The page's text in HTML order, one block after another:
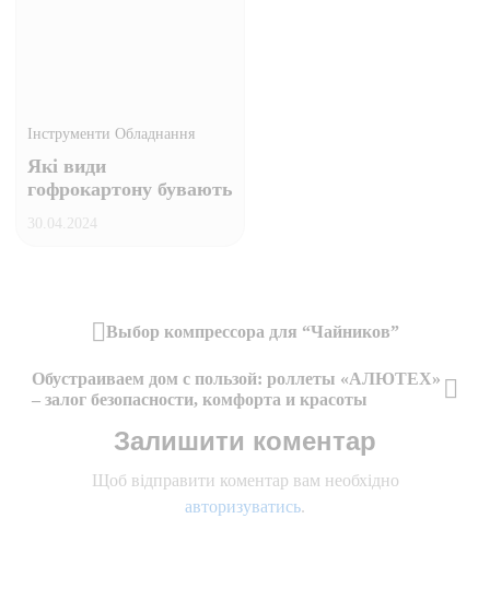
Інструменти Обладнання
Які види
гофрокартону бувають
30.04.2024
Навігація
записів
Previous
Post
Выбор компрессора для “Чайников”
Next
Post
Обустраиваем дом с пользой: роллеты «АЛЮТЕХ»
– залог безопасности, комфорта и красоты
Залишити коментар
Щоб відправити коментар вам необхідно
авторизуватись.